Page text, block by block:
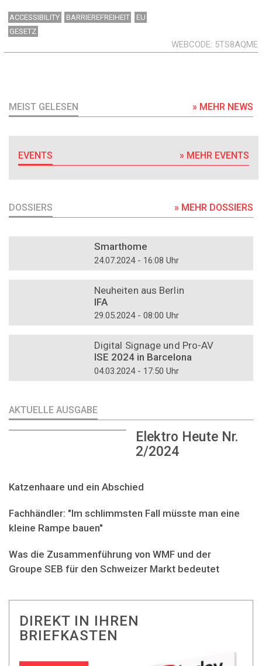
ACCESSIBILITY BARRIEREFREIHEIT
EU
GESETZ
WEBCODE 5TS8AQME
MEIST GELESEN » MEHR NEWS
EVENTS » MEHR EVENTS
DOSSIERS » MEHR DOSSIERS
Smarthome
24.07.2024 - 16:08 Uhr
Neuheiten aus Berlin
IFA
29.05.2024 - 08:00 Uhr
Digital Signage und Pro-AV
ISE 2024 in Barcelona
04.03.2024 - 17:50 Uhr
AKTUELLE AUSGABE
Elektro Heute Nr.
2/2024
Katzenhaare und ein Abschied
Fachhändler: "Im schlimmsten Fall müsste man eine
kleine Rampe bauen"
Was die Zusammenführung von WMF und der
Groupe SEB für den Schweizer Markt bedeutet
DIREKT IN IHREN
BRIEFKASTEN